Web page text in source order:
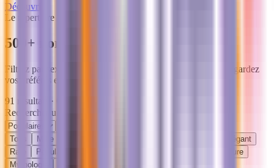
Découvrir
Le répertoire
500+ noms commençant par
Filtrez par sexe, ambiance, origine ou taille de chien. Sauvegardez
vos préférés et comparez-les côte à côte.
91
résultats ·
Rechercher un nom de chien
Tous
Mâle
Élégant
Rare
Populaire
Nature
Mythologie